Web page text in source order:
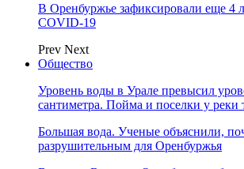
В Оренбуржье зафиксировали еще 4
COVID-19
Prev Next
Общество
Уровень воды в Урале превысил
сантиметра. Пойма и поселки у реки
Большая вода. Ученые объяснили,
разрушительным для Оренбуржья